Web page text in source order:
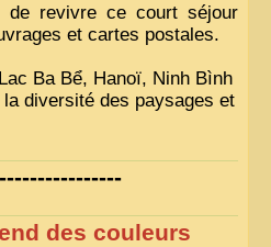
de revivre ce court séjour
et cartes postales.
Ba Bể, Hanoï, Ninh Bình
diversité des paysages et
des couleurs